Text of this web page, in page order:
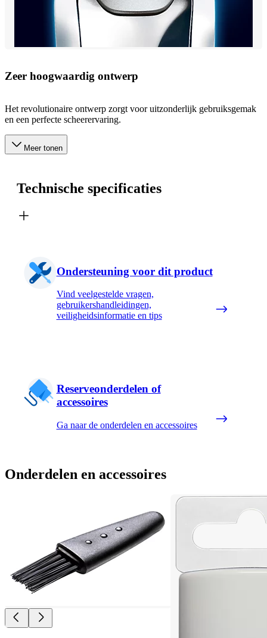
Zeer hoogwaardig ontwerp
Het revolutionaire ontwerp zorgt voor uitzonderlijk gebruiksgemak
en een perfecte scheerervaring.
Meer tonen
Technische specificaties
Ondersteuning voor dit product
Vind veelgestelde vragen,
gebruikershandleidingen,
veiligheidsinformatie en tips
Reserveonderdelen of
accessoires
Ga naar de onderdelen en accessoires
Onderdelen en accessoires